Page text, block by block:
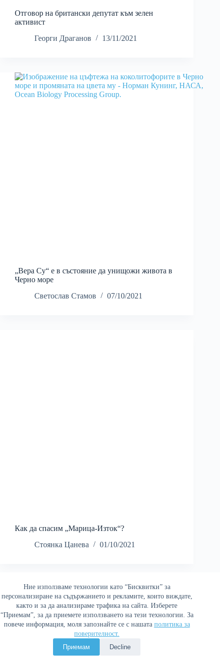
Ние използваме технологии като “Бисквитки” за
персонализиране на съдържанието и рекламите, които виждате,
както и за да анализираме трафика на сайта. Изберете
“Приемам”, за да приемете използването на тези технологии. За
повече информация, моля запознайте се с нашата политика за
поверителност.
Приемам
Decline
Отговор на британски депутат към зелен
активист
Георги Драганов
13/11/2021
„Вера Су“ е в състояние да унищожи живота в
Черно море
Светослав Стамов
07/10/2021
Как да спасим „Марица-Изток“?
Стоянка Цанева
01/10/2021
Политика за поверителност
Copyright © 2026 Война и мир. Сайтът е оптимизиран от